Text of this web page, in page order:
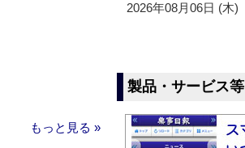
もっと見る »
2026年08月06日 (木)
製品・サービス等